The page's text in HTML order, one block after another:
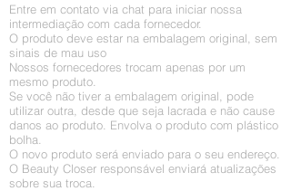
Entre em contato via chat para iniciar nossa
intermediação com cada fornecedor.
O produto deve estar na embalagem original, sem
sinais de mau uso
Nossos fornecedores trocam apenas por um
mesmo produto.
Se você não tiver a embalagem original, pode
utilizar outra, desde que seja lacrada e não cause
danos ao produto. Envolva o produto com plástico
bolha.
O novo produto será enviado para o seu endereço.
O Beauty Closer responsável enviará atualizações
sobre sua troca.